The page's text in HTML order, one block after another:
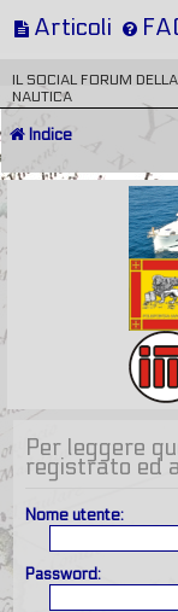
Articoli
IL SOCIAL FORUM
NAUTICA
Indice
Per leggere
registrato ed
Nome utente:
Password: